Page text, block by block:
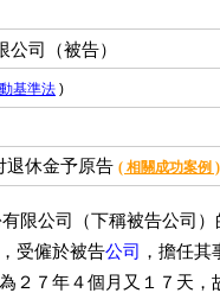
公司（被告）
基準法 )
退休金予原告 ( 相關成功案例 )
公司（下稱被告公司）
受僱於被告公司
，擔任
２７年４個月又１７天